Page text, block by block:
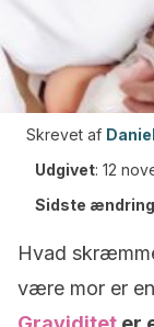
Skrevet af
Udgivet: 12
Sidste
Hvad
være mor er